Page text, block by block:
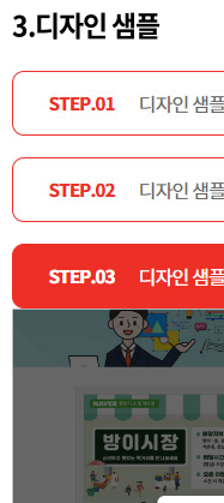
3.디자인 샘플